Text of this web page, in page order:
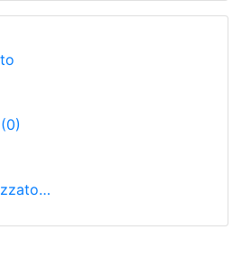
(0)